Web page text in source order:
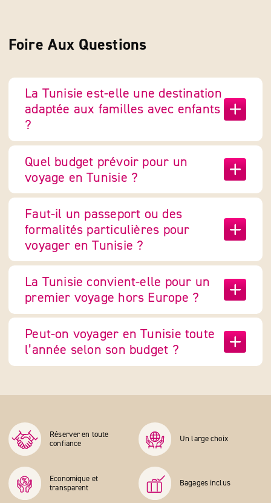
La Tunisie est-elle une destination
adaptée aux familles avec enfants
?
Quel budget prévoir pour un
voyage en Tunisie ?
Faut-il un passeport ou des
formalités particulières pour
voyager en Tunisie ?
La Tunisie convient-elle pour un
premier voyage hors Europe ?
Peut-on voyager en Tunisie toute
l’année selon son budget ?
Economique et